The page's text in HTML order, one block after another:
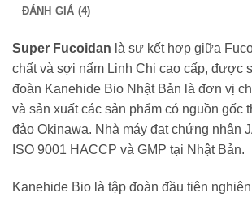
ĐÁNH GIÁ (4)
Super Fucoidan là sự kết hợp giữa
chất và sợi nấm Linh Chi cao cấp, được
đoàn Kanehide Bio Nhật Bản là đơn vị
và sản xuất các sản phẩm có nguồn gốc
đảo Okinawa. Nhà máy đạt chứng nhận
ISO 9001 HACCP và GMP tại Nhật Bản.
Kanehide Bio là tập đoàn đầu tiên